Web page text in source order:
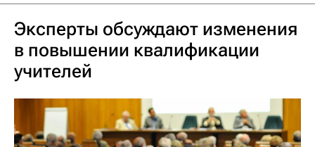
Эксперты обсуждают изменения
в повышении квалификации
учителей